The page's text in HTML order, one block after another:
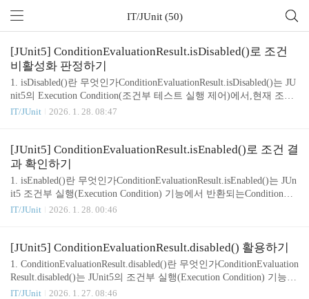
IT/JUnit (50)
[JUnit5] ConditionEvaluationResult.isDisabled()로 조건
비활성화 판정하기
1. isDisabled()란 무엇인가ConditionEvaluationResult.isDisabled()는 JU
nit5의 Execution Condition(조건부 테스트 실행 제어)에서,현재 조건
결과가 테스트 비활성화(disabled) 상태인지 여부를 확인하는 메서드
bled()를 반환하게 되는데,isDisabled()는 그 결과가 disabled인지(boole
an) 판정하는 간단하면서도 중요한 도우미 메서드다.즉,true → 테스
트가 스킵되어야 함false → 테스트 실행 가능 2. 기본 사용 예제Co..
IT/JUnit 2026. 1. 28. 08:47
[JUnit5] ConditionEvaluationResult.isEnabled()로 조건 결
과 확인하기
1. isEnabled()란 무엇인가ConditionEvaluationResult.isEnabled()는 JUn
it5 조건부 실행(Execution Condition) 기능에서 반환되는ConditionEva
luationResult 객체가 테스트를 실행해야 하는지 여부를 확인하는 메
확장 코드에서도 결과 검사에 활용할 수 있다.즉,true → 테스트 실행
false → 테스트 스킵테스트 조건 평가 로직을 커스터마이징할 때 매
우 중요한 플래그이다. 2. 기본 사용 예제ConditionEvaluationResult re
IT/JUnit 2026. 1. 28. 00:46
[JUnit5] ConditionEvaluationResult.disabled() 활용하기
1. ConditionEvaluationResult.disabled()란 무엇인가ConditionEvaluation
Result.disabled()는 JUnit5의 조건부 실행(Execution Condition) 기능에
서 사용되는 메서드로,테스트가 특정 조건을 만족하지 않을 때 테스
IT/JUnit 2026. 1. 27. 08:46